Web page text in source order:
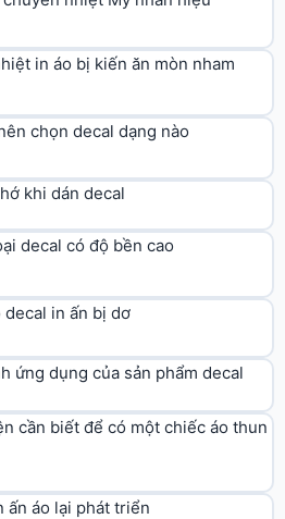
in áo bị kiến ăn mòn nham
chọn decal dạng nào
khi dán decal
decal có độ bền cao
decal in ấn bị dơ
ứng dụng của sản phẩm decal
cần biết để có một chiếc áo thun
ấn áo lại phát triển